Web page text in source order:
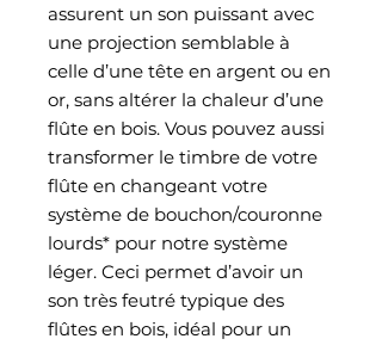
assurent un son puissant avec
une projection semblable à
celle d’une tête en argent ou en
or, sans altérer la chaleur d’une
flûte en bois. Vous pouvez aussi
transformer le timbre de votre
flûte en changeant votre
système de bouchon/couronne
lourds* pour notre système
léger. Ceci permet d’avoir un
son très feutré typique des
flûtes en bois, idéal pour un